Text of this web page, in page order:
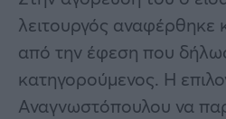
λειτουργός αναφέρθηκε
από την έφεση που
κατηγορούμενος. Η
Αναγνωστόπουλου να